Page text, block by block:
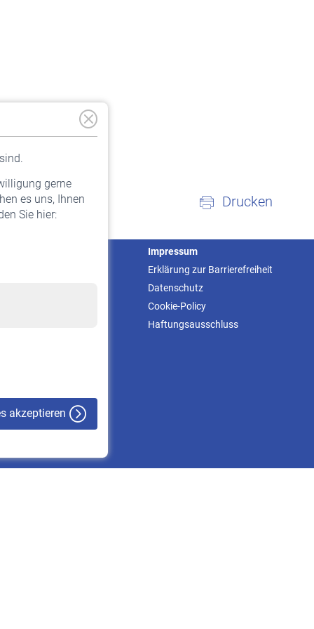
gerne
es uns, Ihnen
Sie hier:
akzeptieren
Drucken
Impressum
Erklärung zur Barrierefreiheit
Datenschutz
Cookie-Policy
Haftungsausschluss